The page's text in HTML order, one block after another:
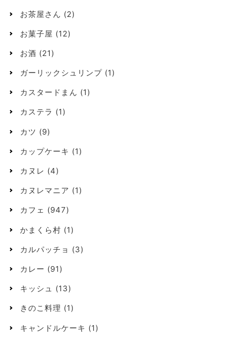
お茶屋さん (2)
お菓子屋 (12)
お酒 (21)
ガーリックシュリンプ (1)
カスタードまん (1)
カステラ (1)
カツ (9)
カップケーキ (1)
カヌレ (4)
カヌレマニア (1)
カフェ (947)
かまくら村 (1)
カルパッチョ (3)
カレー (91)
キッシュ (13)
きのこ料理 (1)
キャンドルケーキ (1)